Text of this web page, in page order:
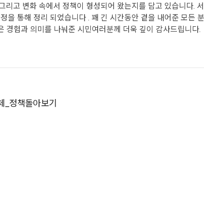
고 변화 속에서 정책이 형성되어 왔는지를 담고 있습니다. 서
을 통해 정리 되었습니다 . 꽤 긴 시간동안 곁을 내어준 모든 분
경험과 의미를 나눠준 시민여러분께 더욱 깊이 감사드립니다.
정책돌아보기